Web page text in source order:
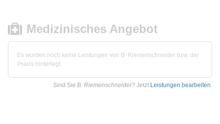
Medizinisches Angebot
Es wurden noch keine Leistungen von B. Riemenschneider bzw. der
Praxis hinterlegt.
Sind Sie B. Riemenschneider? Jetzt Leistungen bearbeiten.